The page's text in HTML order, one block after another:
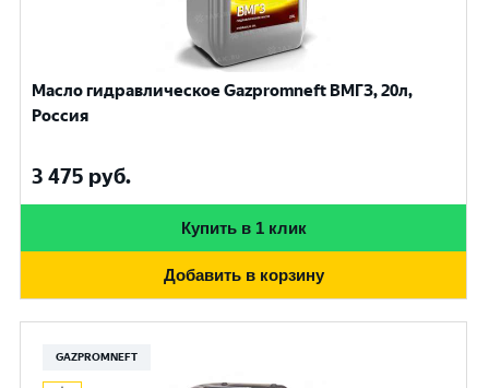
Масло гидравлическое Gazpromneft ВМГЗ, 20л,
Россия
3 475 руб.
Купить в 1 клик
Добавить в корзину
GAZPROMNEFT